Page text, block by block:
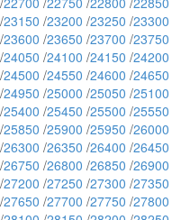
/23150 /23200 /23250 /23300
/23600 /23650 /23700 /23750
/24050 /24100 /24150 /24200
/24500 /24550 /24600 /24650
/24950 /25000 /25050 /25100
/25400 /25450 /25500 /25550
/25850 /25900 /25950 /26000
/26300 /26350 /26400 /26450
/26750 /26800 /26850 /26900
/27200 /27250 /27300 /27350
/27650 /27700 /27750 /27800